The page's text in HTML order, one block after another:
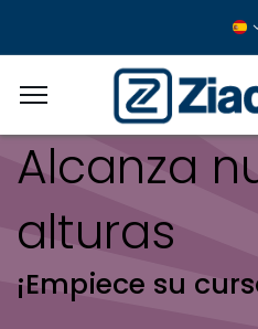
Alcanza
alturas
¡Empiece su